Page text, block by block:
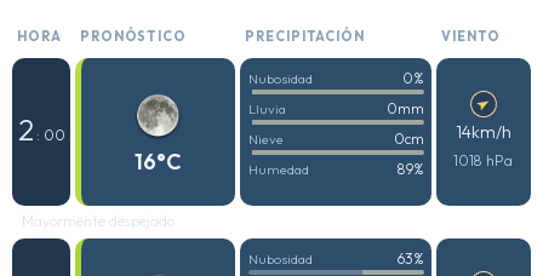
HORA PRONÓSTICO PRECIPITACIÓN VIENTO
2 : 00
16°C
Nubosidad 0%
Lluvia 0mm
Nieve 0cm
Humedad 89%
14km/h
1018 hPa
Mayormente despejado
Nubosidad 63%